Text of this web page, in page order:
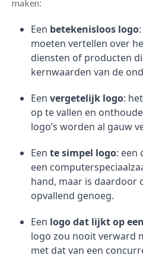
maken:
Een betekenisloos logo
moeten vertellen over
diensten of producten
kernwaarden van de
Een vergetelijk logo:
op te vallen en
logo’s worden al gauw
Een te simpel logo: een
een
hand, maar is daardoor
opvallend genoeg.
Een logo dat lijkt op
logo zou nooit verward
met dat van een